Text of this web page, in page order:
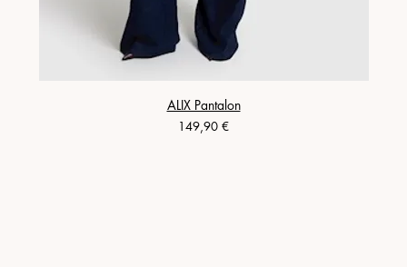
ALIX Pantalon
Prix
149,90 €